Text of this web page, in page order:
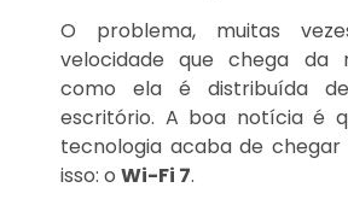
O problema, muitas
velocidade que chega da
como ela é distribuída
escritório. A boa notícia é
tecnologia acaba de
isso: o Wi-Fi 7.